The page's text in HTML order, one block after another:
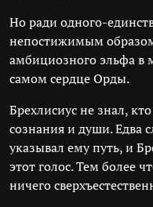
Но ради одного-
непостижимым
амбициозного эльфа в
самом сердце Орды.
Брехлисиус не знал,
сознания и души. Едва
указывал ему путь, и
этот голос. Тем более
ничего